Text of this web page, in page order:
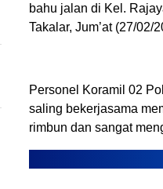
bahu jalan di Kel.
Takalar, Jum’at (27/02/
Personel Koramil 02
saling bekerjasama
rimbun dan sangat